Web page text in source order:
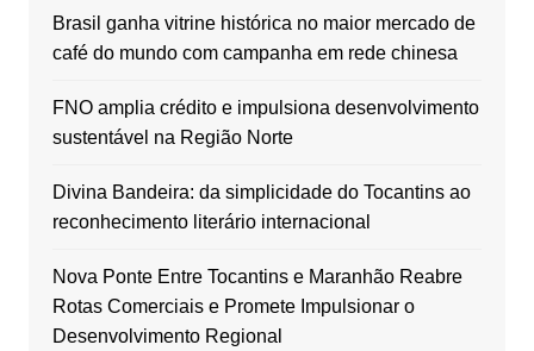
Brasil ganha vitrine histórica no maior mercado de
café do mundo com campanha em rede chinesa
FNO amplia crédito e impulsiona desenvolvimento
sustentável na Região Norte
Divina Bandeira: da simplicidade do Tocantins ao
reconhecimento literário internacional
Nova Ponte Entre Tocantins e Maranhão Reabre
Rotas Comerciais e Promete Impulsionar o
Desenvolvimento Regional